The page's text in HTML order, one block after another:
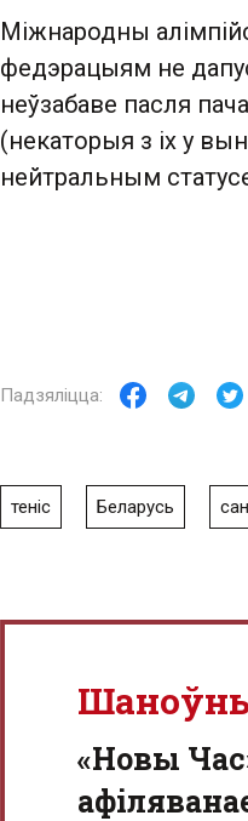
Міжнародны
федэрацыям не
неўзабаве пасля
(некаторыя з іх у
нейтральным
теніс Беларусь
«Новы